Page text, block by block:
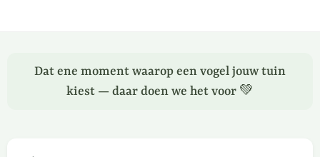
Dat ene moment waarop een vogel jouw tuin
kiest — daar doen we het voor 💚